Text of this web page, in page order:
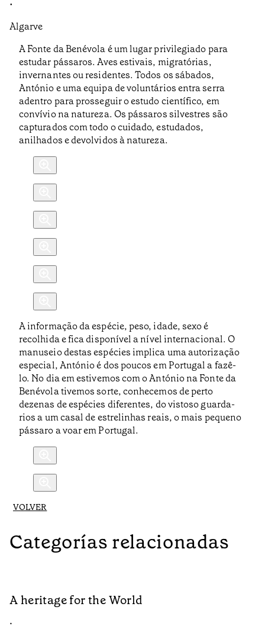
•
Algarve
A Fonte da Benévola é um lugar privilegiado para
estudar pássaros. Aves estivais, migratórias,
invernantes ou residentes. Todos os sábados,
António e uma equipa de voluntários entra serra
adentro para prosseguir o estudo científico, em
convívio na natureza. Os pássaros silvestres são
capturados com todo o cuidado, estudados,
anilhados e devolvidos à natureza.
A informação da espécie, peso, idade, sexo é
recolhida e fica disponível a nível internacional. O
manuseio destas espécies implica uma autorização
especial, António é dos poucos em Portugal a fazê-
lo. No dia em estivemos com o António na Fonte da
Benévola tivemos sorte, conhecemos de perto
dezenas de espécies diferentes, do vistoso guarda-
rios a um casal de estrelinhas reais, o mais pequeno
pássaro a voar em Portugal.
VOLVER
Categorías relacionadas
A heritage for the World
•